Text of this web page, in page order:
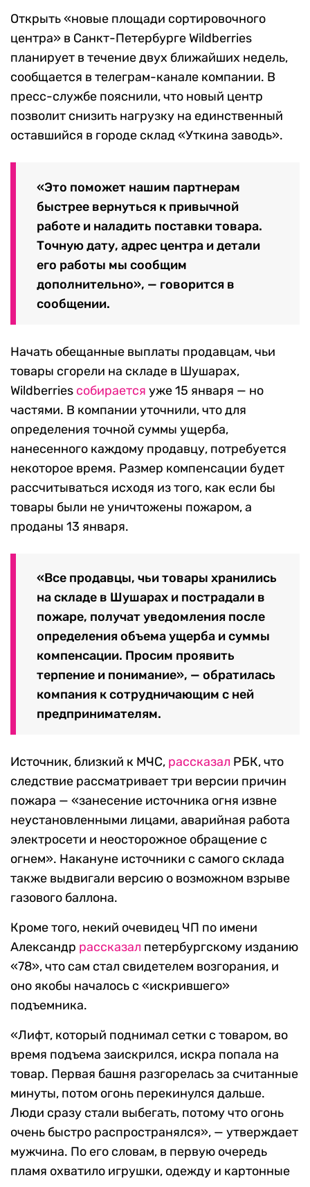
Открыть «новые площади сортировочного
центра» в Санкт-Петербурге Wildberries
планирует в течение двух ближайших недель,
сообщается в телеграм-канале компании. В
пресс-службе пояснили, что новый центр
позволит снизить нагрузку на единственный
оставшийся в городе склад «Уткина заводь».
«Это поможет нашим партнерам
быстрее вернуться к привычной
работе и наладить поставки товара.
Точную дату, адрес центра и детали
его работы мы сообщим
дополнительно», — говорится в
сообщении.
Начать обещанные выплаты продавцам, чьи
товары сгорели на складе в Шушарах,
Wildberries собирается уже 15 января — но
частями. В компании уточнили, что для
определения точной суммы ущерба,
нанесенного каждому продавцу, потребуется
некоторое время. Размер компенсации будет
рассчитываться исходя из того, как если бы
товары были не уничтожены пожаром, а
проданы 13 января.
«Все продавцы, чьи товары хранились
на складе в Шушарах и пострадали в
пожаре, получат уведомления после
определения объема ущерба и суммы
компенсации. Просим проявить
терпение и понимание», — обратилась
компания к сотрудничающим с ней
предпринимателям.
Источник, близкий к МЧС, рассказал РБК, что
следствие рассматривает три версии причин
пожара — «занесение источника огня извне
неустановленными лицами, аварийная работа
электросети и неосторожное обращение с
огнем». Накануне источники с самого склада
также выдвигали версию о возможном взрыве
газового баллона.
Кроме того, некий очевидец ЧП по имени
Александр рассказал петербургскому изданию
«78», что сам стал свидетелем возгорания, и
оно якобы началось с «искрившего»
подъемника.
«Лифт, который поднимал сетки с товаром, во
время подъема заискрился, искра попала на
товар. Первая башня разгорелась за считанные
минуты, потом огонь перекинулся дальше.
Люди сразу стали выбегать, потому что огонь
очень быстро распространялся», — утверждает
мужчина. По его словам, в первую очередь
пламя охватило игрушки, одежду и картонные